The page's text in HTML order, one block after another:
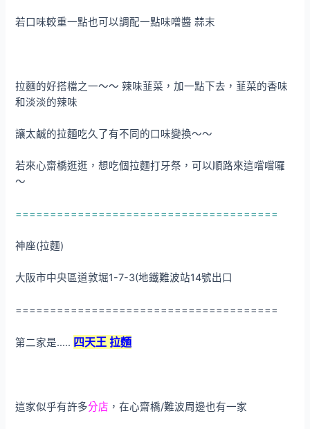
若口味較重一點也可以調配一點味噌醬 蒜末
拉麵的好搭檔之一～～ 辣味韮菜，加一點下去，韮菜的香味
和淡淡的辣味
讓太鹹的拉麵吃久了有不同的口味變換～～
若來心齋橋逛逛，想吃個拉麵打牙祭，可以順路來這嚐嚐囉
～
======================================
神座(拉麵)
大阪市中央區道敦堀1-7-3(地鐵難波站14號出口
======================================
第二家是….. 四天王 拉麵
這家似乎有許多分店 ，在心齋橋/難波周邊也有一家